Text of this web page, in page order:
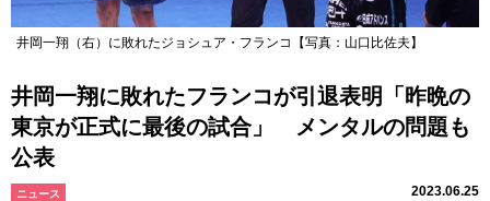
井岡一翔（右）に敗れたジョシュア・フランコ【写真：山口比佐夫】
井岡一翔に敗れたフランコが引退表明「昨晩の
東京が正式に最後の試合」 メンタルの問題も
公表
ニュース 2023.06.25